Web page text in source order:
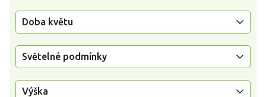
Doba květu
Světelné podmínky
Výška